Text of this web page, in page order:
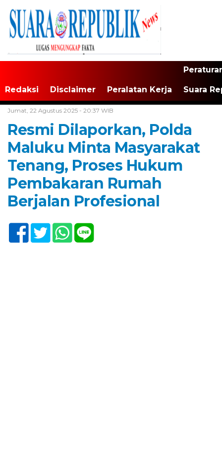
Redaksi Disclaimer Peralatan Kerja Suara
Jumat, 22 Agustus 2025 - 20:37 WIB
Resmi Dilaporkan, Polda
Maluku Minta Masyarakat
Tenang, Proses Hukum
Pembakaran Rumah
Berjalan Profesional